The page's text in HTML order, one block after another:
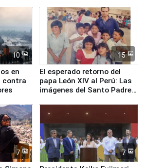
de Chile
10
en
contra
15
El esperado retorno del
papa León XIV al Perú: Las
imágenes del Santo Padre
7 7